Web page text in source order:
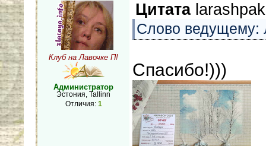
Клуб на Лавочке П!
Администратор
Эстония, Tallinn
Отличия: 1
Цитата
Слово ведущему:
Спасибо!)))